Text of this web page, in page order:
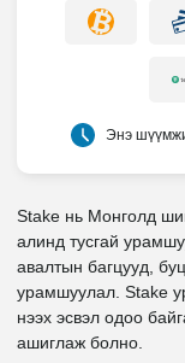
Энэ
Stake нь Монголд
алинд тусгай
авалтын багцууд,
урамшуулал. Stake
нээх эсвэл одоо
ашиглаж болно.